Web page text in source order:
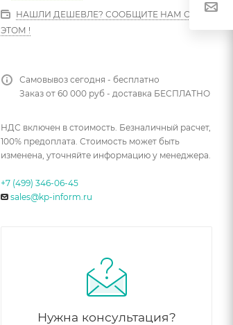
НАШЛИ ДЕШЕВЛЕ? СООБЩИТЕ НАМ ОБ
ЭТОМ !
Самовывоз сегодня - бесплатно
Заказ от 60 000 руб - доставка БЕСПЛАТНО
НДС включен в стоимость. Безналичный расчет,
100% предоплата. Стоимость может быть
изменена, уточняйте информацию у менеджера.
+7 (499) 346-06-45
sales@kp-inform.ru
Нужна консультация?